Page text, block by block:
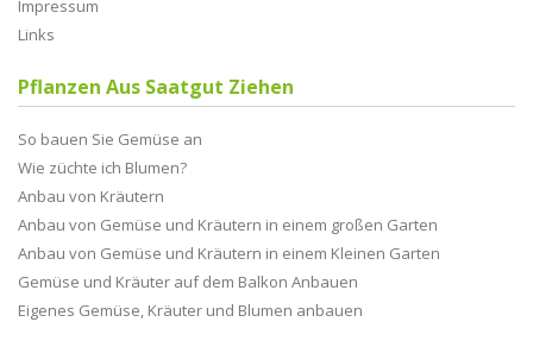
Impressum
Links
Pflanzen Aus Saatgut Ziehen
So bauen Sie Gemüse an
Wie züchte ich Blumen?
Anbau von Kräutern
Anbau von Gemüse und Kräutern in einem großen Garten
Anbau von Gemüse und Kräutern in einem Kleinen Garten
Gemüse und Kräuter auf dem Balkon Anbauen
Eigenes Gemüse, Kräuter und Blumen anbauen